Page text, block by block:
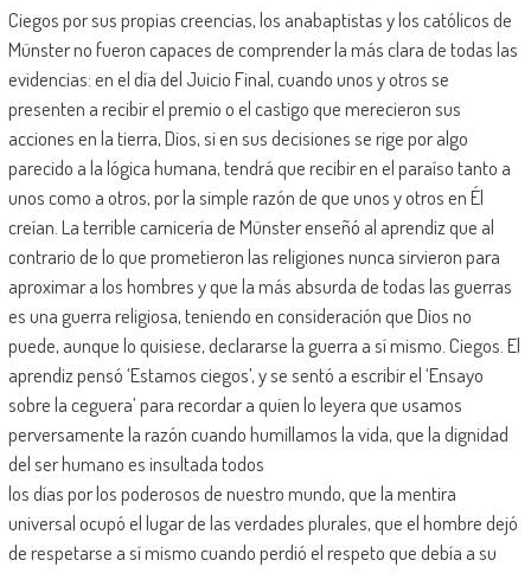
Ciegos por sus propias creencias, los anabaptistas y los católicos de
Münster no fueron capaces de comprender la más clara de todas las
evidencias: en el día del Juicio Final, cuando unos y otros se
presenten a recibir el premio o el castigo que merecieron sus
acciones en la tierra, Dios, si en sus decisiones se rige por algo
parecido a la lógica humana, tendrá que recibir en el paraíso tanto a
unos como a otros, por la simple razón de que unos y otros en Él
creían. La terrible carnicería de Münster enseñó al aprendiz que al
contrario de lo que prometieron las religiones nunca sirvieron para
aproximar a los hombres y que la más absurda de todas las guerras
es una guerra religiosa, teniendo en consideración que Dios no
puede, aunque lo quisiese, declararse la guerra a sí mismo. Ciegos. El
aprendiz pensó ‘Estamos ciegos’, y se sentó a escribir el ‘Ensayo
sobre la ceguera’ para recordar a quien lo leyera que usamos
perversamente la razón cuando humillamos la vida, que la dignidad
del ser humano es insultada todos
los días por los poderosos de nuestro mundo, que la mentira
universal ocupó el lugar de las verdades plurales, que el hombre dejó
de respetarse a sí mismo cuando perdió el respeto que debía a su